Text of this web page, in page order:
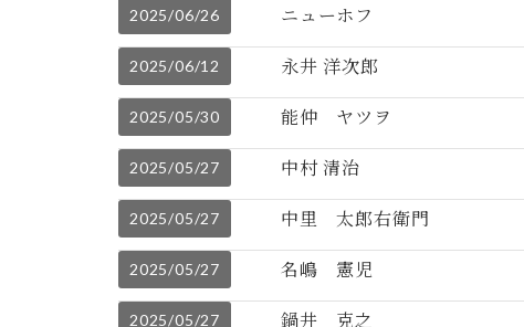
2025/06/26 ニューホフ
2025/06/12 永井 洋次郎
2025/05/30 能仲 ヤツヲ
2025/05/27 中村 清治
2025/05/27 中里 太郎右衛門
2025/05/27 名嶋 憲児
2025/05/27 鍋井 克之